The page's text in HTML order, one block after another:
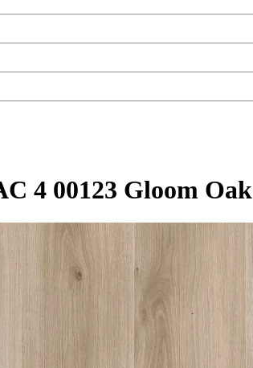
4 00123 Gloom Oak